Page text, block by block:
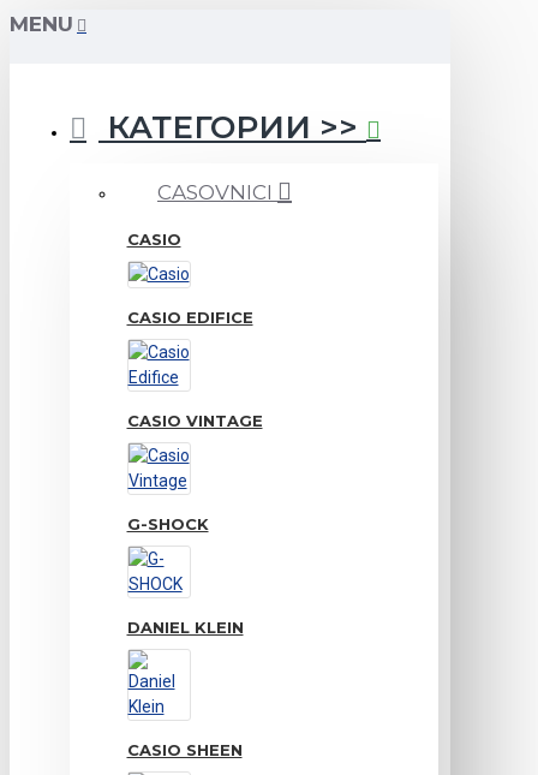
MENU
КАТЕГОРИИ >>
CASOVNICI
CASIO
CASIO EDIFICE
CASIO VINTAGE
G-SHOCK
DANIEL KLEIN
CASIO SHEEN